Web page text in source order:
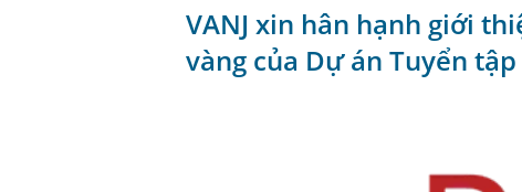
VANJ xin hân hạnh giới
vàng của Dự án Tuyển